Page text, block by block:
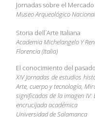
Jornadas sobre el
Museo Arqueológico
Storia dell´Arte Italiana
Academia Michelangelo Y
Florencia (Italia)
El conocimiento del
XIV Jornadas de estudios
Arte, cuerpo y tecnología,
significados de la imagen IV:
encrucijada académica
Universidad de Salamanca